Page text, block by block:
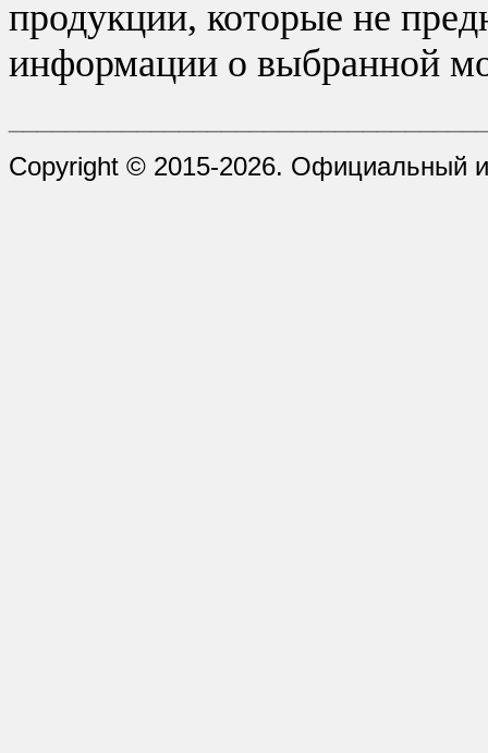
продукции, которые не
информации о выбранной
Copyright © 2015-2026. Официальный